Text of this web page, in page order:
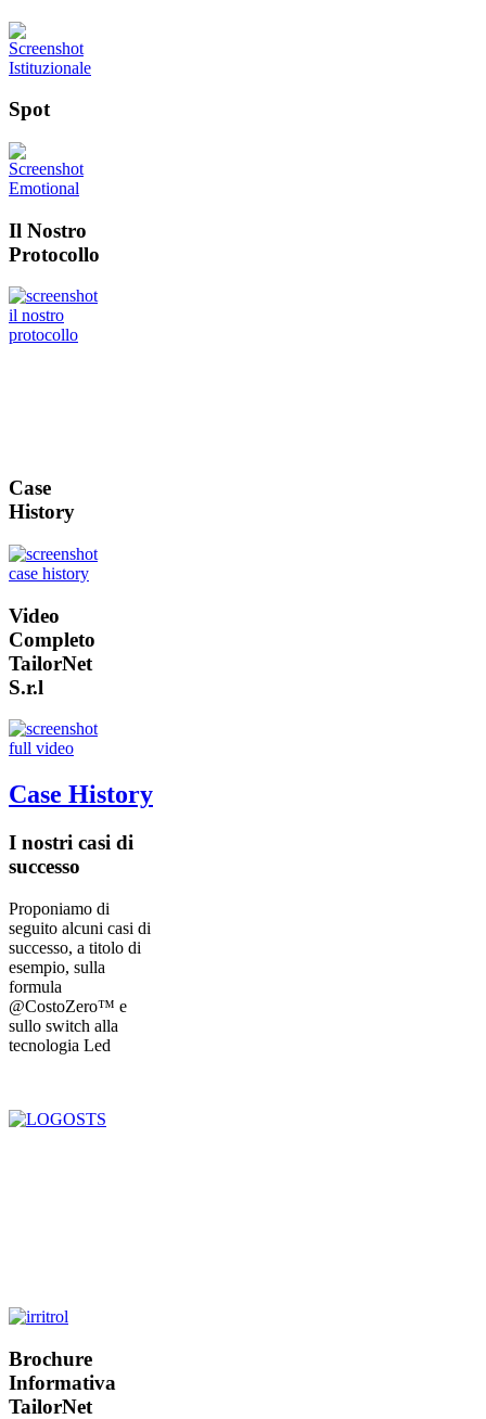
Spot
Il Nostro
Protocollo
Case
History
Video
Completo
TailorNet
S.r.l
Case History
I nostri casi di
successo
Proponiamo di
seguito alcuni casi di
successo, a titolo di
esempio, sulla
formula
@CostoZero™ e
sullo switch alla
tecnologia Led
Brochure
Informativa
TailorNet